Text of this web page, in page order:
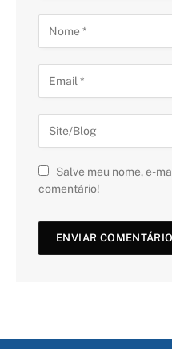
Salve meu nome, e-
comentário!